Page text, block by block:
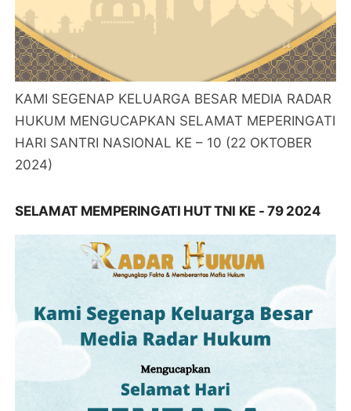
KAMI SEGENAP KELUARGA BESAR MEDIA RADAR
HUKUM MENGUCAPKAN SELAMAT MEPERINGATI
HARI SANTRI NASIONAL KE – 10 (22 OKTOBER
2024)
SELAMAT MEMPERINGATI HUT TNI KE - 79 2024